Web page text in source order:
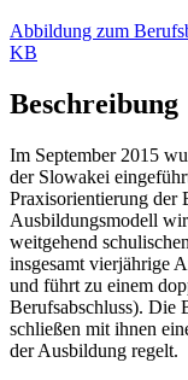
Abbildung zum
KB
Beschreibung
Im September 2015
der Slowakei
Praxisorientierung der
Ausbildungsmodell
weitgehend
insgesamt vierjährige
und führt zu einem
Berufsabschluss). Die
schließen mit ihnen
der Ausbildung regelt.